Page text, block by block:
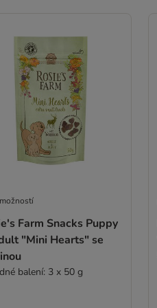
Farm Snacks Puppy
"Mini Hearts" se
balení: 3 x 50 g